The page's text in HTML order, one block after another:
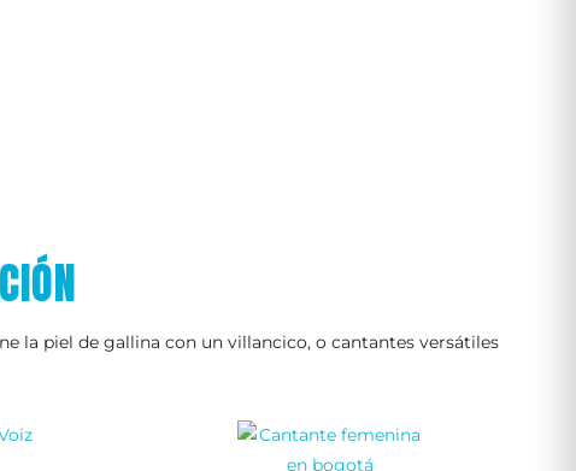
la piel de gallina con un villancico, o cantantes versátiles